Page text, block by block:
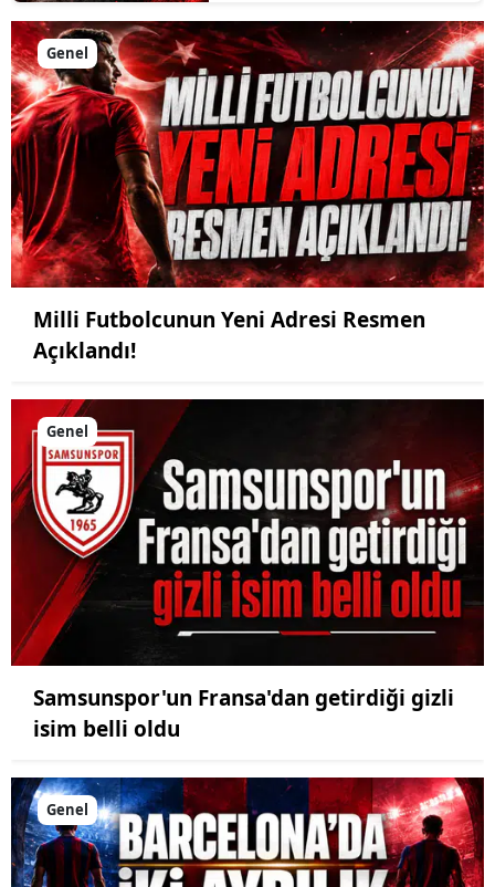
Genel
Milli Futbolcunun Yeni Adresi Resmen
Açıklandı!
Genel
Samsunspor'un Fransa'dan getirdiği gizli
isim belli oldu
Genel